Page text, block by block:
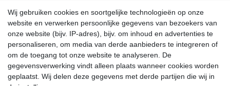
Nieuwsbrief
Schrijf u in voor de gratis LÖWE nieuwsbrief en mis nooit
meer nieuws of promoties.
Ceres::Template.newsletterHoneypotLabel
Wij gebruiken cookies en soortgelijke technologieën op onze
website en verwerken persoonlijke gegevens van bezoekers van
onze website (bijv. IP-adres), bijv. om inhoud en advertenties te
personaliseren, om media van derde aanbieders te integreren of
om de toegang tot onze website te analyseren. De
gegevensverwerking vindt alleen plaats wanneer cookies worden
geplaatst. Wij delen deze gegevens met derde partijen die wij in